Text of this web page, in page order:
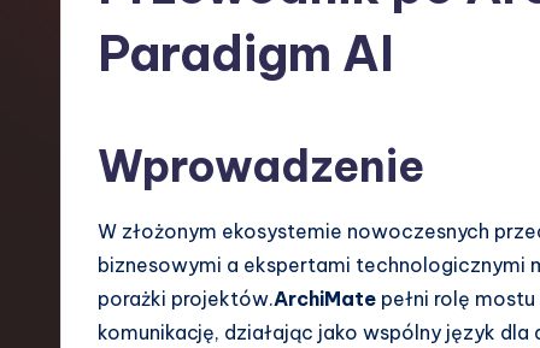
Paradigm AI
Wprowadzenie
W złożonym ekosystemie nowoczesnych
biznesowymi a ekspertami technologicznymi
porażki projektów.ArchiMate pełni rolę
komunikację, działając jako wspólny język